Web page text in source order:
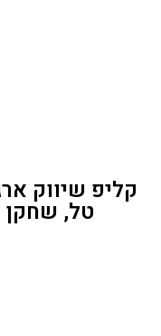
קליפ שיווק
טל, שחקן